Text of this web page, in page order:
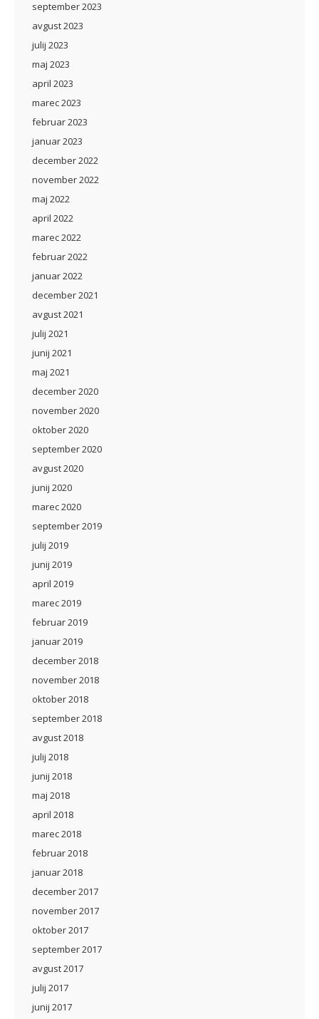
september 2023
avgust 2023
julij 2023
maj 2023
april 2023
marec 2023
februar 2023
januar 2023
december 2022
november 2022
maj 2022
april 2022
marec 2022
februar 2022
januar 2022
december 2021
avgust 2021
julij 2021
junij 2021
maj 2021
december 2020
november 2020
oktober 2020
september 2020
avgust 2020
junij 2020
marec 2020
september 2019
julij 2019
junij 2019
april 2019
marec 2019
februar 2019
januar 2019
december 2018
november 2018
oktober 2018
september 2018
avgust 2018
julij 2018
junij 2018
maj 2018
april 2018
marec 2018
februar 2018
januar 2018
december 2017
november 2017
oktober 2017
september 2017
avgust 2017
julij 2017
junij 2017